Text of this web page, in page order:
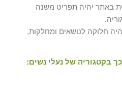
באתר יהיה תפריט משנה
חלוקה לנושאים ומחלקות,
בקטגוריה של נעלי נשים: